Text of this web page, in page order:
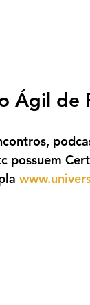
Ágil de
possuem